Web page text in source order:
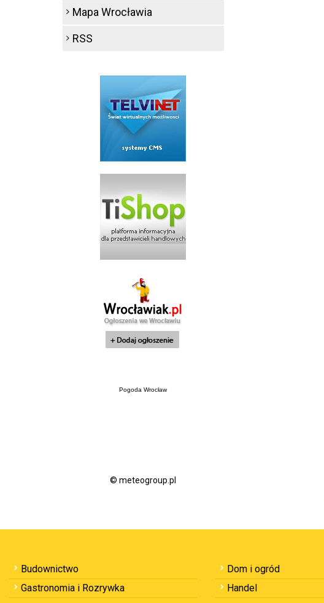
Mapa Wrocławia
RSS
Pogoda Wrocław
© meteogroup.pl
Budownictwo Dom i ogród
Gastronomia i Rozrywka
Handel